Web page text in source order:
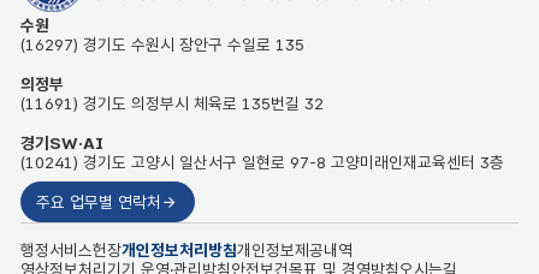
수원
(16297) 경기도 수원시 장안구 수일로 135
의정부
(11691) 경기도 의정부시 체육로 135번길 32
경기SW·AI
(10241) 경기도 고양시 일산서구 일현로 97-8 고양미래인재교육센터 3층
주요 업무별 연락처
행정서비스헌장개인정보처리방침개인정보제공내역
영상정보처리기기 운영·관리방침안전보건목표 및 경영방침오시는길